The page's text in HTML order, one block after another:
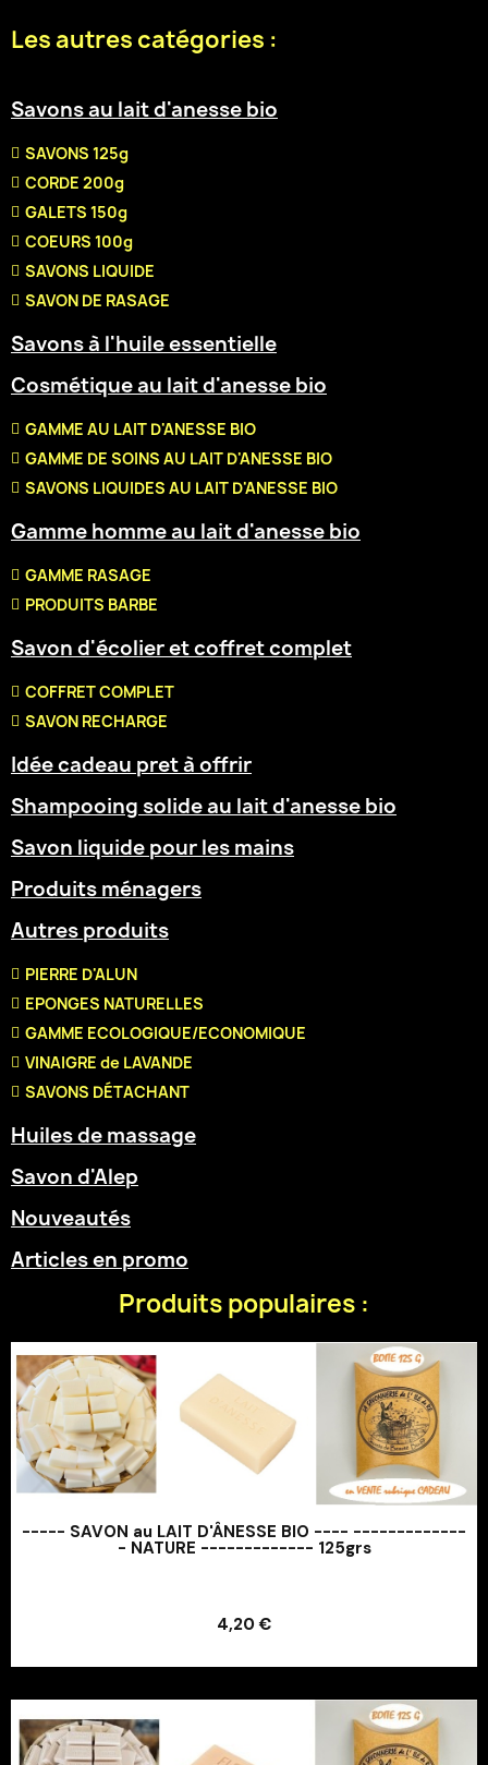
Les autres catégories :
Savons au lait d'anesse bio
SAVONS 125g
CORDE 200g
GALETS 150g
COEURS 100g
SAVONS LIQUIDE
SAVON DE RASAGE
Savons à l'huile essentielle
Cosmétique au lait d'anesse bio
GAMME AU LAIT D'ANESSE BIO
GAMME DE SOINS AU LAIT D'ANESSE BIO
SAVONS LIQUIDES AU LAIT D'ANESSE BIO
Gamme homme au lait d'anesse bio
GAMME RASAGE
PRODUITS BARBE
Savon d'écolier et coffret complet
COFFRET COMPLET
SAVON RECHARGE
Idée cadeau pret à offrir
Shampooing solide au lait d'anesse bio
Savon liquide pour les mains
Produits ménagers
Autres produits
PIERRE D'ALUN
EPONGES NATURELLES
GAMME ECOLOGIQUE/ECONOMIQUE
VINAIGRE de LAVANDE
SAVONS DÉTACHANT
Huiles de massage
Savon d'Alep
Nouveautés
Articles en promo
Produits populaires :
----- SAVON au LAIT D'ÂNESSE BIO ---- -------------
- NATURE ------------- 125grs
4,20 €
Ajouter au panier